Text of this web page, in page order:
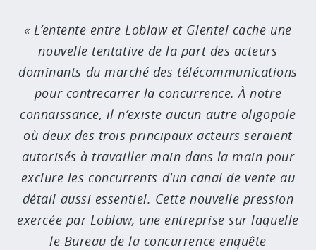
L’entente entre Loblaw et Glentel cache une
nouvelle tentative de la part des acteurs
dominants du marché des télécommunications
pour contrecarrer la concurrence. À notre
connaissance, il n’existe aucun autre oligopole
où deux des trois principaux acteurs seraient
autorisés à travailler main dans la main pour
exclure les concurrents d'un canal de vente au
détail aussi essentiel. Cette nouvelle pression
exercée par Loblaw, une entreprise sur laquelle
le Bureau de la concurrence enquête